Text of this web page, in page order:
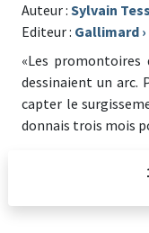
Auteur : Sylvain
Editeur : Gallimard ›
«Les promontoires
dessinaient un arc.
capter le
donnais trois mois